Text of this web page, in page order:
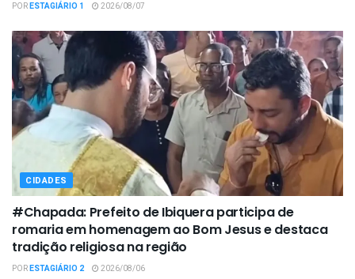
PORESTAGIÁRIO 1 2026/08/07
CIDADES
#Chapada: Prefeito de Ibiquera participa de
romaria em homenagem ao Bom Jesus e destaca
tradição religiosa na região
PORESTAGIÁRIO 2 2026/08/06